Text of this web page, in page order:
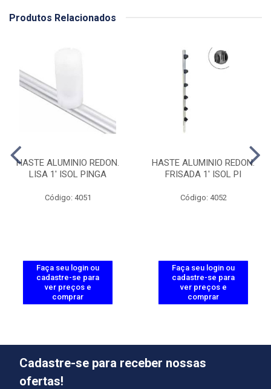
Produtos Relacionados
HASTE ALUMINIO REDON.
LISA 1' ISOL PINGA
Código: 4051
Faça seu login ou
cadastre-se para
ver preços e
comprar
HASTE ALUMINIO REDON.
FRISADA 1' ISOL PI
Código: 4052
Faça seu login ou
cadastre-se para
ver preços e
comprar
Cadastre-se para receber nossas
ofertas!